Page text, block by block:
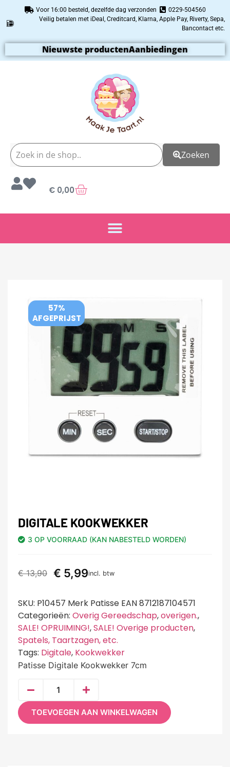
Voor 16:00 besteld, dezelfde dag verzonden
0229-504560
Veilig betalen met iDeal, Creditcard, Klarna, Apple Pay, Riverty, Sepa,
Bancontact etc.
Nieuwste productenAanbiedingen
Zoeken
€ 0,00
57%
AFGEPRIJST
DIGITALE KOOKWEKKER
3 OP VOORRAAD (KAN NABESTELD WORDEN)
€13,90 € 5,99incl. btw
SKU: P10457 Merk Patisse EAN 8712187104571
Categorieën: Overig Gereedschap,overigen.,
SALE! OPRUIMING!,SALE! Overige producten,
Spatels, Taartzagen, etc.
Tags: Digitale, Kookwekker
Patisse Digitale Kookwekker 7cm
TOEVOEGEN AAN WINKELWAGEN